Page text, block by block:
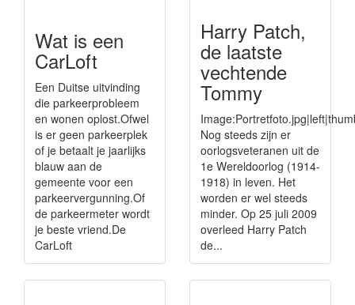
Wat is een
CarLoft
Een Duitse uitvinding
die parkeerprobleem
en wonen oplost.Ofwel
is er geen parkeerplek
of je betaalt je jaarlijks
blauw aan de
gemeente voor een
parkeervergunning.Of
de parkeermeter wordt
je beste vriend.De
CarLoft
Harry Patch,
de laatste
vechtende
Tommy
Nog steeds zijn er
oorlogsveteranen uit de
1e Wereldoorlog (1914-
1918) in leven. Het
worden er wel steeds
minder. Op 25 juli 2009
overleed Harry Patch
de...